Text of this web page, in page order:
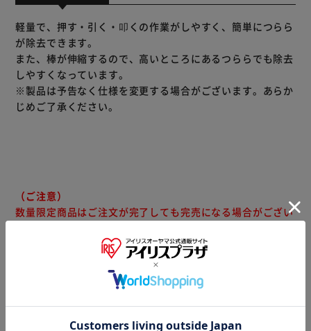
軽量で、押す・引く・叩くの作業がしやすく、簡単につらら
が除去できます。
また、棒が伸縮するので、高いところにあるつららでも除去
しやすくなっています。
※製品は予告なく仕様を変更する場合がございます。あらか
じめご了承ください。
（ご注意）
数量限定商品はご注文が完了しても完売になる場合がござい
ございますのでなにとぞご了承ください。
▼ 食品・飲料おすすめ ▼